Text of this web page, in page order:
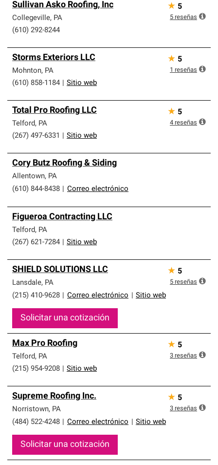
Sullivan Asko Roofing, Inc
Collegeville, PA
(610) 292-8244
★ 5
5 reseñas
Storms Exteriors LLC
Mohnton, PA
(610) 858-1184
Sitio web
★ 5
1 reseñas
Total Pro Roofing LLC
Telford, PA
(267) 497-6331
Sitio web
★ 5
4 reseñas
Cory Butz Roofing & Siding
Allentown, PA
(610) 844-8438
Correo electrónico
Figueroa Contracting LLC
Telford, PA
(267) 621-7284
Sitio web
SHIELD SOLUTIONS LLC
Lansdale, PA
(215) 410-9628
Correo electrónico Sitio web
Solicitar una cotización
★ 5
5 reseñas
Max Pro Roofing
Telford, PA
(215) 954-9208
Sitio web
★ 5
3 reseñas
Supreme Roofing Inc.
Norristown, PA
(484) 522-4248
Correo electrónico Sitio web
Solicitar una cotización
★ 5
3 reseñas